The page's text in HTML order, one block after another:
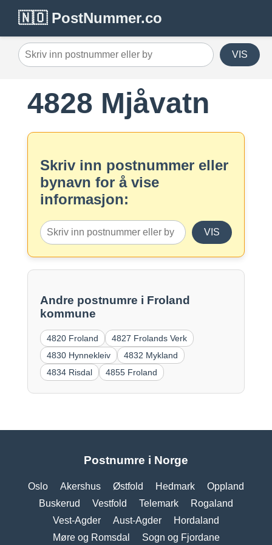
🇳🇴 PostNummer.co
VIS
4828 Mjåvatn
Skriv inn postnummer eller
bynavn for å vise
informasjon:
VIS
Andre postnumre i Froland
kommune
4820 Froland
4827 Frolands Verk
4830 Hynnekleiv
4832 Mykland
4834 Risdal
4855 Froland
Postnumre i Norge
Oslo Akershus Østfold Hedmark
Oppland
Buskerud
Vestfold Telemark
Rogaland
Vest-Agder
Aust-Agder
Hordaland
Møre og Romsdal
Sogn og Fjordane